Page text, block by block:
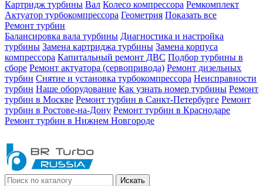
Картридж турбины Вал Колесо компрессора Ремкомплект
Актуатор турбокомпрессора Геометрия Показать все
Ремонт турбин
Балансировка вала турбины Диагностика и настройка
турбины Замена картриджа турбины Замена корпуса
компрессора Капитальный ремонт ДВС Подбор турбины в
сборе Ремонт актуатора (сервопривода) Ремонт дизельных
турбин Снятие и установка турбокомпрессора Неисправности
турбин Наше оборудование Как узнать номер турбины Ремонт
турбин в Москве Ремонт турбин в Санкт-Петербурге Ремонт
турбин в Ростове-на-Дону Ремонт турбин в Краснодаре
Ремонт турбин в Нижнем Новгороде
Искать